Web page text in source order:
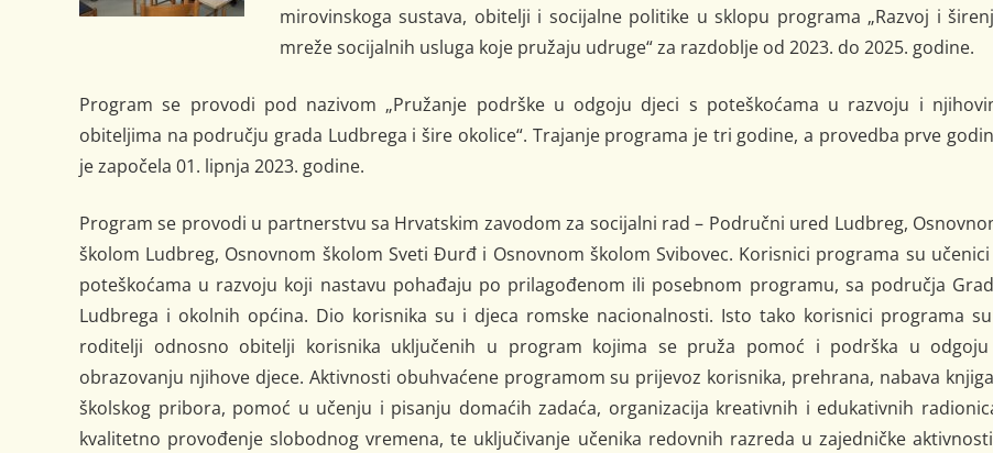
mirovinskoga sustava, obitelji i socijalne politike u sklopu programa „Razvoj i
mreže socijalnih usluga koje pružaju udruge“ za razdoblje od 2023. do 2025. godine.
Program se provodi pod nazivom „Pružanje podrške u odgoju djeci s poteškoćama u razvoju i
obiteljima na području grada Ludbrega i šire okolice“. Trajanje programa je tri godine, a provedba prve
je započela 01. lipnja 2023. godine.
Program se provodi u partnerstvu sa Hrvatskim zavodom za socijalni rad – Područni ured Ludbreg,
školom Ludbreg, Osnovnom školom Sveti Đurđ i Osnovnom školom Svibovec. Korisnici programa su učenici
poteškoćama u razvoju koji nastavu pohađaju po prilagođenom ili posebnom programu, sa područja
Ludbrega i okolnih općina. Dio korisnika su i djeca romske nacionalnosti. Isto tako korisnici programa
roditelji odnosno obitelji korisnika uključenih u program kojima se pruža pomoć i podrška u
obrazovanju njihove djece. Aktivnosti obuhvaćene programom su prijevoz korisnika, prehrana, nabava
školskog pribora, pomoć u učenju i pisanju domaćih zadaća, organizacija kreativnih i edukativnih
kvalitetno provođenje slobodnog vremena, te uključivanje učenika redovnih razreda u zajedničke